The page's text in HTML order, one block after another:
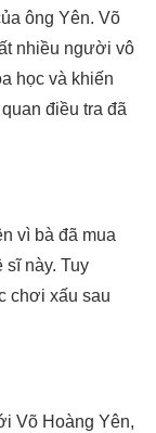
ông Yên. Võ
nhiều người vô
học và khiến
điều tra đã
vì bà đã mua
sĩ này. Tuy
chơi xấu sau
Võ Hoàng Yên,